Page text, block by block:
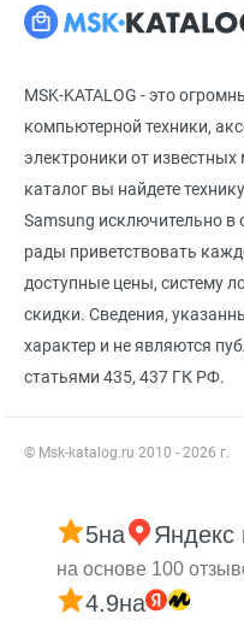
MSK-KATALOG - это
компьютерной техники,
электроники от
каталог вы найдете
Samsung исключительно
рады приветствовать
доступные цены, систему
скидки. Сведения,
характер и не являются
статьями 435, 437 ГК РФ.
© Msk-katalog.ru 2010 - 2026 г.
5на Яндекс
на основе 100
4.9на